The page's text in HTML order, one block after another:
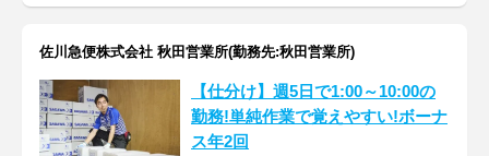
佐川急便株式会社 秋田営業所(勤務先:秋田営業所)
【仕分け】週5日で1:00～10:00の
勤務!単純作業で覚えやすい!ボーナ
ス年2回